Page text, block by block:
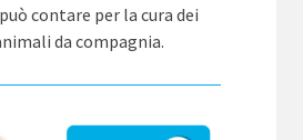
contare per la cura dei
da compagnia.